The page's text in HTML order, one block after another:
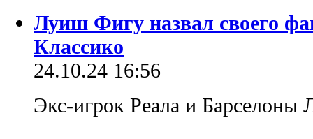
Луиш Фигу назвал своего
Классико
24.10.24 16:56
Экс-игрок Реала и